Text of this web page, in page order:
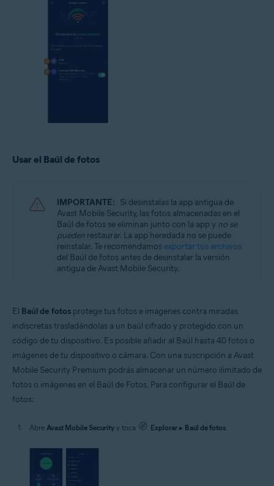
Usar el Baúl de fotos
IMPORTANTE: Si desinstalas la app antigua de
Avast Mobile Security, las fotos almacenadas en el
Baúl de fotos se eliminan junto con la app y no se
pueden restaurar. La app heredada no se puede
reinstalar. Te recomendamos exportar tus archivos
del Baúl de fotos antes de desinstalar la versión
antigua de Avast Mobile Security.
El Baúl de fotos protege tus fotos e imágenes contra miradas
indiscretas trasladándolas a un baúl cifrado y protegido con un
código de tu dispositivo. Es posible añadir al Baúl hasta 40 fotos o
imágenes de tu dispositivo o cámara. Con una suscripción a Avast
Mobile Security Premium podrás almacenar un número ilimitado de
fotos o imágenes en el Baúl de Fotos. Para configurar el Baúl de
fotos:
Abre Avast Mobile Security y toca Explorar ▸ Baúl de fotos.